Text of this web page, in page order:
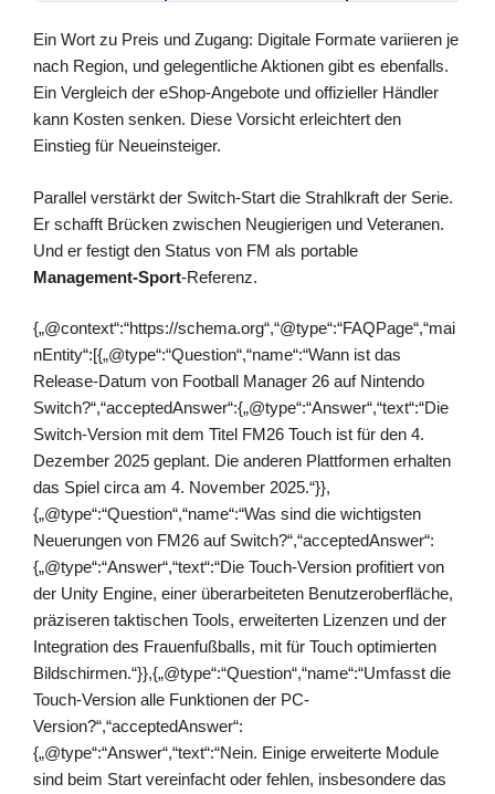
Ein Wort zu Preis und Zugang: Digitale Formate variieren je
nach Region, und gelegentliche Aktionen gibt es ebenfalls.
Ein Vergleich der eShop-Angebote und offizieller Händler
kann Kosten senken. Diese Vorsicht erleichtert den
Einstieg für Neueinsteiger.
Parallel verstärkt der Switch-Start die Strahlkraft der Serie.
Er schafft Brücken zwischen Neugierigen und Veteranen.
Und er festigt den Status von FM als portable
Management-Sport-Referenz.
{„@context“:“https://schema.org“,“@type“:“FAQPage“,“mai
nEntity“:[{„@type“:“Question“,“name“:“Wann ist das
Release-Datum von Football Manager 26 auf Nintendo
Switch?“,“acceptedAnswer“:{„@type“:“Answer“,“text“:“Die
Switch-Version mit dem Titel FM26 Touch ist für den 4.
Dezember 2025 geplant. Die anderen Plattformen erhalten
das Spiel circa am 4. November 2025.“}},
{„@type“:“Question“,“name“:“Was sind die wichtigsten
Neuerungen von FM26 auf Switch?“,“acceptedAnswer“:
{„@type“:“Answer“,“text“:“Die Touch-Version profitiert von
der Unity Engine, einer überarbeiteten Benutzeroberfläche,
präziseren taktischen Tools, erweiterten Lizenzen und der
Integration des Frauenfußballs, mit für Touch optimierten
Bildschirmen.“}},{„@type“:“Question“,“name“:“Umfasst die
Touch-Version alle Funktionen der PC-
Version?“,“acceptedAnswer“:
{„@type“:“Answer“,“text“:“Nein. Einige erweiterte Module
sind beim Start vereinfacht oder fehlen, insbesondere das